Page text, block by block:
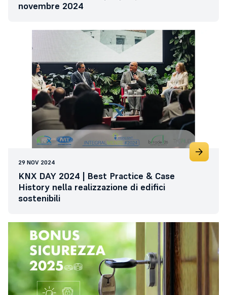
novembre 2024
29 NOV 2024
KNX DAY 2024 | Best Practice & Case
History nella realizzazione di edifici
sostenibili